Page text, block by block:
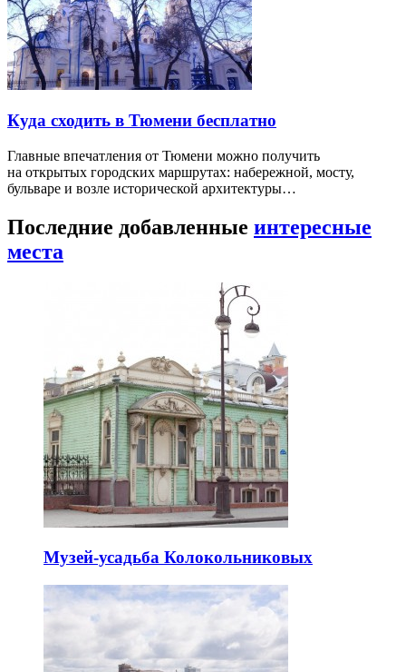
Куда сходить в Тюмени бесплатно
Главные впечатления от Тюмени можно получить
на открытых городских маршрутах: набережной, мосту,
бульваре и возле исторической архитектуры…
Последние добавленные интересные
места
Музей-усадьба Колокольниковых